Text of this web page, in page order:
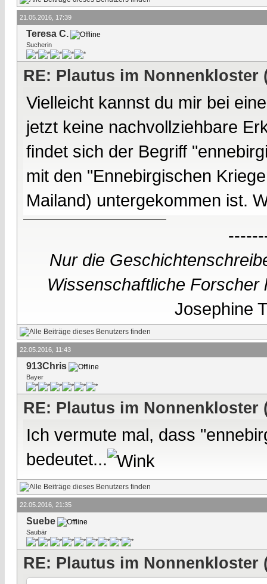
21.05.2016, 17:39
Teresa C.
Sucherin
RE: Plautus im Nonnenkloster
Vielleicht kannst du mir bei
jetzt keine nachvollziehbare
findet sich der Begriff
mit den "Ennebirgischen
Mailand) untergekommen ist.
Nur die
Wissenschaftliche
Josephine
22.05.2016, 11:43
913Chris
Bayer
RE: Plautus im Nonnenkloster
Ich vermute mal, dass
bedeutet...
22.05.2016, 21:35
Suebe
Saubär
RE: Plautus im Nonnenkloster